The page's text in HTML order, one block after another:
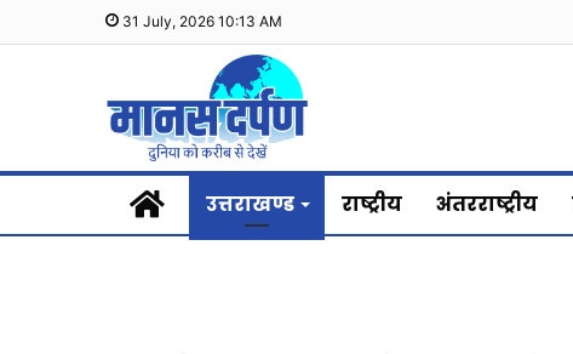
31 July, 2026 10:13 AM
Homeउत्तराखण्ड राष्ट्रीय अंतरराष्ट्रीय